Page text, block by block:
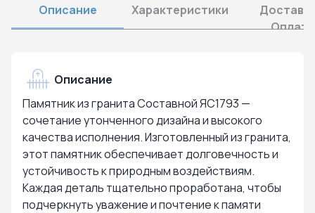
Описание Характеристики
Оплата
Описание
Памятник из гранита Составной ЯС1793 —
сочетание утонченного дизайна и высокого
качества исполнения. Изготовленный из гранита,
этот памятник обеспечивает долговечность и
устойчивость к природным воздействиям.
Каждая деталь тщательно проработана, чтобы
подчеркнуть уважение и почтение к памяти